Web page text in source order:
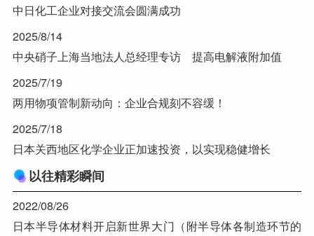
中日化工企业对接交流会圆满成功
2025/8/14
中央硝子上海当地法人总经理专访 提高电解液附加值
2025/7/19
两用物项管制新动向：企业合规刻不容缓！
2025/7/18
日本关西地区化学企业正加速投资，以实现稳健增长
以往精彩瞬间
2022/08/26
日本半导体材料开启新世界大门（附半导体各制造环节的